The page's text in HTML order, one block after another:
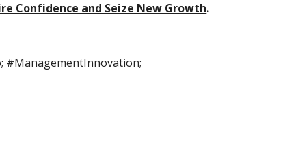
Confidence and Seize New Growth.
#ManagementInnovation;